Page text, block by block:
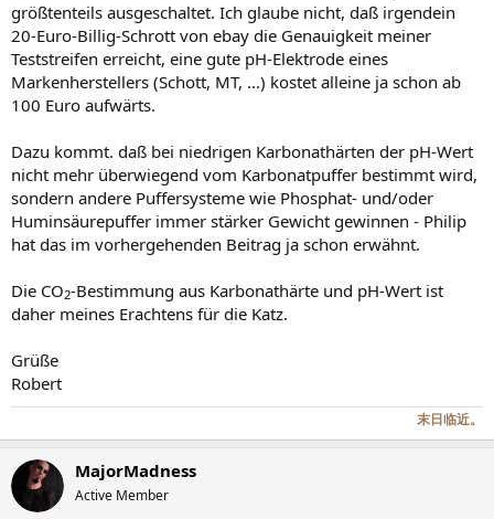
größtenteils ausgeschaltet. Ich glaube nicht, daß irgendein
20-Euro-Billig-Schrott von ebay die Genauigkeit meiner
Teststreifen erreicht, eine gute pH-Elektrode eines
Markenherstellers (Schott, MT, ...) kostet alleine ja schon ab
100 Euro aufwärts.
Dazu kommt. daß bei niedrigen Karbonathärten der pH-Wert
nicht mehr überwiegend vom Karbonatpuffer bestimmt wird,
sondern andere Puffersysteme wie Phosphat- und/oder
Huminsäurepuffer immer stärker Gewicht gewinnen - Philip
hat das im vorhergehenden Beitrag ja schon erwähnt.
Die CO2-Bestimmung aus Karbonathärte und pH-Wert ist
daher meines Erachtens für die Katz.
Grüße
Robert
末日临近。
MajorMadness
Active Member